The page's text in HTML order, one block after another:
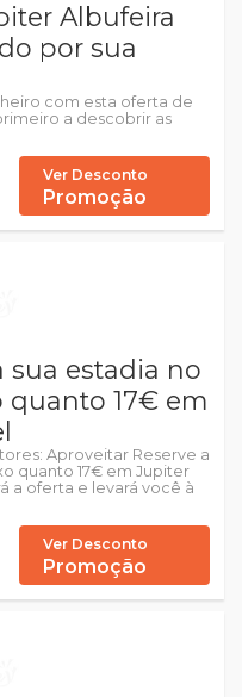
Albufeira
por sua
com esta oferta de
a descobrir as
Ver Desconto
Promoção
sua estadia no
quanto 17€ em
Aproveitar Reserve a
quanto 17€ em Jupiter
a oferta e levará você à
Ver Desconto
Promoção